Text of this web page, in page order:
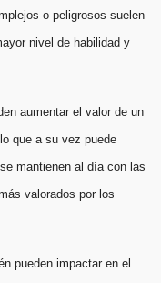
o peligrosos suelen
nivel de habilidad y
aumentar el valor de un
que a su vez puede
mantienen al día con las
valorados por los
pueden impactar en el